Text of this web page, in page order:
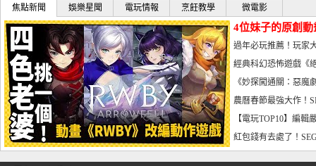
焦點新聞 娛樂星聞 電玩情報 烹飪教學 微電影
4位妹子的原創
曝光_電玩宅速配
過年必玩推薦！玩家
宅速配20230126
經典科幻恐怖遊戲《
懼體驗-電玩宅速配
《妙探闖通關：惡
到!!-電玩宅速配
農曆春節最強大作！
電玩宅速配20230123
【電玩TOP10】編
了，封面圖直接雷你
紅包錢有去處了！
宅速配20230119